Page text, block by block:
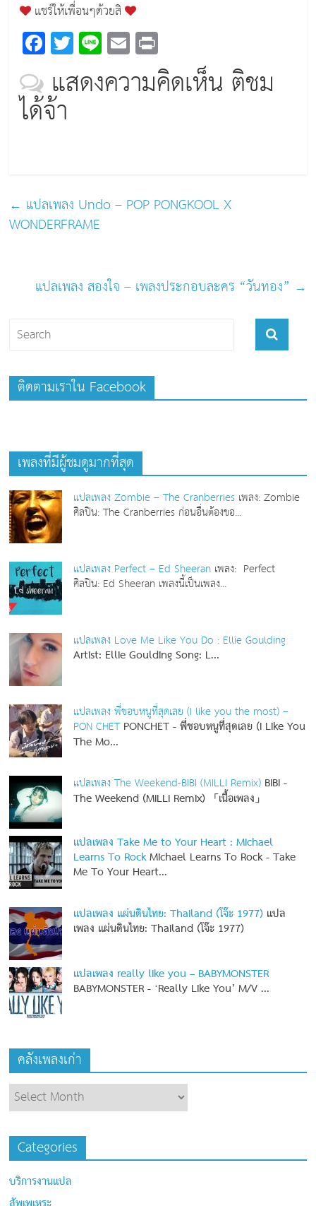
แชร์ให้เพื่อนๆด้วยสิ
F
a
c
e
b
k
T
wi
tt
Li
n
e
E
m
ai
in
t
แสดงความคิดเห็น ติชม
ได้จ้า
← แปลเพลง Undo – POP PONGKOOL X
WONDERFRAME
แปลเพลง สองใจ – เพลงประกอบละคร “วันทอง” →
ติดตามเราใน Facebook
เพลงที่มีผู้ชมดูมากที่สุด
แปลเพลง Zombie – The Cranberries เพลง: Zombie
ศิลปิน: The Cranberries ก่อนอื่นต้องขอ...
แปลเพลง Perfect – Ed Sheeran เพลง: Perfect
ศิลปิน: Ed Sheeran เพลงนี้เป็นเพลง...
แปลเพลง Love Me Like You Do : Ellie Goulding
Artist: Ellie GouldingSong: L...
แปลเพลง พี่ชอบหนูที่สุดเลย (I like you the most) –
PON CHET PONCHET - พี่ชอบหนูที่สุดเลย (I Like You
The Mo...
แปลเพลง The Weekend-BIBI (MILLI Remix) BIBI -
The Weekend (MILLI Remix) 「เนื้อเพลง」
แปลเพลง Take Me to Your Heart : Michael
Learns To RockMichael Learns To Rock - Take
Me To Your Heart...
แปลเพลง แผ่นดินไทย: Thailand (โจ๊ะ 1977) แปล
เพลง แผ่นดินไทย: Thailand (โจ๊ะ 1977)
แปลเพลง really like you – BABYMONSTER
BABYMONSTER - ‘Really Like You’ M/V ...
คลังเพลงเก่า
Categories
บริการงานแปล